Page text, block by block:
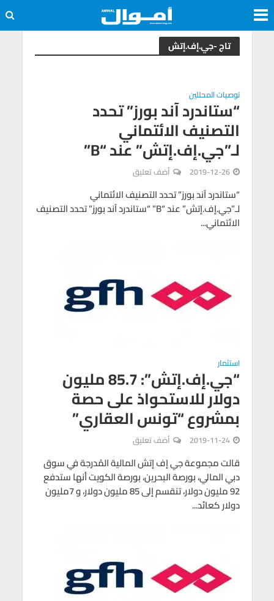
تاج -جي.إف.إتش
توصيات المحللين
“ستاندرد آند بورز” تحدد
التصنيف الائتماني
لـ”جي.إف.إتش” عند “B”
2019-12-26 أضف تعليق
“ستاندرد آند بورز” تحدد التصنيف الائتماني
لـ”جي.إف.إتش” عند “B” “ستاندرد آند بورز” تحدد التصنيف
الائتماني...
استثمار
“جي.إف.إتش”: 85.7 مليون
دولار للاستحواذ على حصة
بمشروع “تونس العقاري”
2019-11-24 أضف تعليق
قالت مجموعة جي إف إتش المالية المُدرجة في سوق
دبي المالي، بورصة البحرين، بورصة الكويت أنها ستدفع
92 مليون دولار، تنقسم إلى 85 مليون دولار، و 7مليون
دولار كعائد...